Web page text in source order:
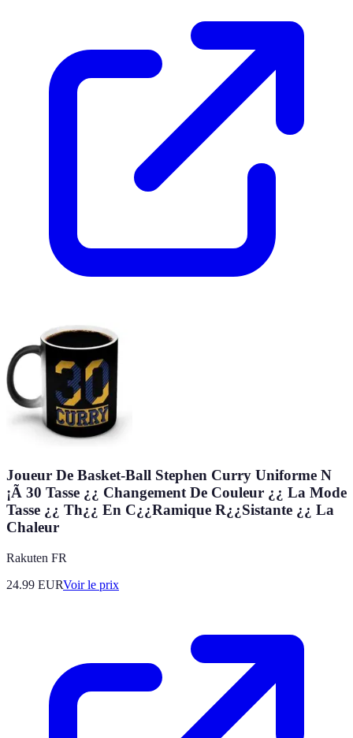
Joueur De Basket-Ball Stephen Curry Uniforme N
¡Ã 30 Tasse ¿¿ Changement De Couleur ¿¿ La Mode
Tasse ¿¿ Th¿¿ En C¿¿Ramique R¿¿Sistante ¿¿ La
Chaleur
Rakuten FR
24.99 EURVoir le prix